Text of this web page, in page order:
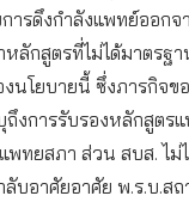
ารดึงกำลังแพทย์ออกจ
ลักสูตรที่ไม่ได้มาตรฐ
นโยบายนี้ ซึ่งภารกิจข
งการรับรองหลักสูตร
พทยสภา ส่วน สบส. ไม่
บอาศัยอาศัย พ.ร.บ.ส